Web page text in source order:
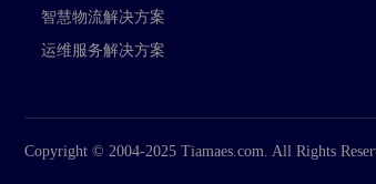
智慧物流解决方案
运维服务解决方案
Copyright © 2004-2025 Tiamaes.com. All Rights